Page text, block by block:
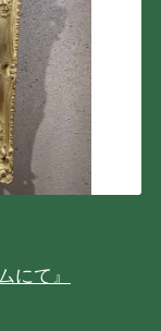
にて』